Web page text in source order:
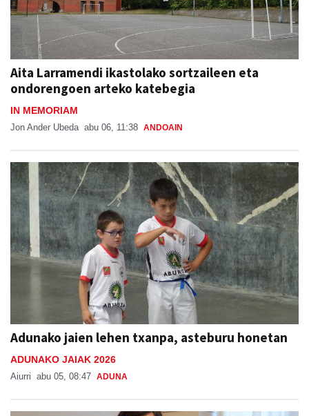
Aita Larramendi ikastolako sortzaileen eta
ondorengoen arteko katebegia
IN MEMORIAM
Jon Ander Ubeda abu 06, 11:38 ANDOAIN
Adunako jaien lehen txanpa, asteburu honetan
ADUNAKO JAIAK 2026
Aiurri abu 05, 08:47 ADUNA